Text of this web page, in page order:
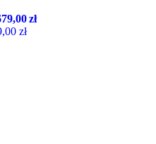
zł
zł